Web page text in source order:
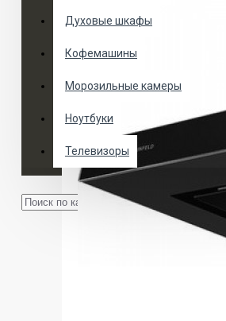
Духовые шкафы
Кофемашины
Морозильные камеры
Ноутбуки
Телевизоры